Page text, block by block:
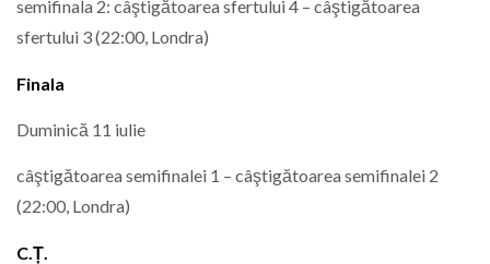
semifinala 2: câştigătoarea sfertului 4 – câştigătoarea
sfertului 3 (22:00, Londra)
Finala
Duminică 11 iulie
câştigătoarea semifinalei 1 – câştigătoarea semifinalei 2
(22:00, Londra)
C.Ț.